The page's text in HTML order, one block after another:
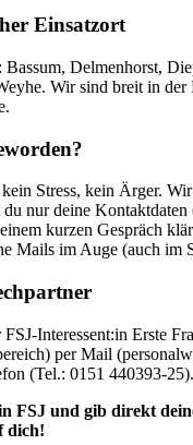
Einsatzort
Delmenhorst,
Wir sind breit in der
Stress, kein Ärger.
du nur deine
kurzen Gespräch
Mails im Auge (auch im
Interessent:in Erste
per Mail
(Tel.: 0151 440393-25).
FSJ und gib direkt
dich!